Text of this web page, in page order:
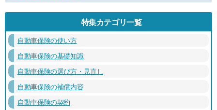
特集カテゴリ一覧
自動車保険の使い方
自動車保険の基礎知識
自動車保険の選び方・見直し
自動車保険の補償内容
自動車保険の契約